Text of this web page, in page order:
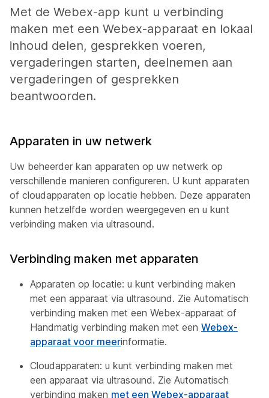
Met de Webex-app kunt u verbinding
maken met een Webex-apparaat en lokaal
inhoud delen, gesprekken voeren,
vergaderingen starten, deelnemen aan
vergaderingen of gesprekken
beantwoorden.
Apparaten in uw netwerk
Uw beheerder kan apparaten op uw netwerk op
verschillende manieren configureren. U kunt apparaten
of cloudapparaten op locatie hebben. Deze apparaten
kunnen hetzelfde worden weergegeven en u kunt
verbinding maken via ultrasound.
Verbinding maken met apparaten
Apparaten op locatie: u kunt verbinding maken
met een apparaat via ultrasound. Zie Automatisch
verbinding maken met een Webex-apparaat of
Handmatig verbinding maken met een Webex-
apparaat voor meerinformatie.
Cloudapparaten: u kunt verbinding maken met
een apparaat via ultrasound. Zie Automatisch
verbinding maken met een Webex-apparaat